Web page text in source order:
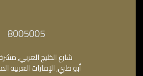
شارع الخليج العربي, مشرف,
أبو ظبي, الإمارات العربية المتحدة